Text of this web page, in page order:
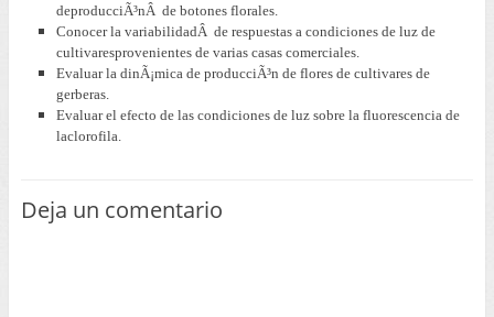
deproducciÃ³nÂ de botones florales.
Conocer la variabilidadÂ de respuestas a condiciones de luz de
cultivaresprovenientes de varias casas comerciales.
Evaluar la dinÃ¡mica de producciÃ³n de flores de cultivares de
gerberas.
Evaluar el efecto de las condiciones de luz sobre la fluorescencia de
laclorofila.
Deja un comentario